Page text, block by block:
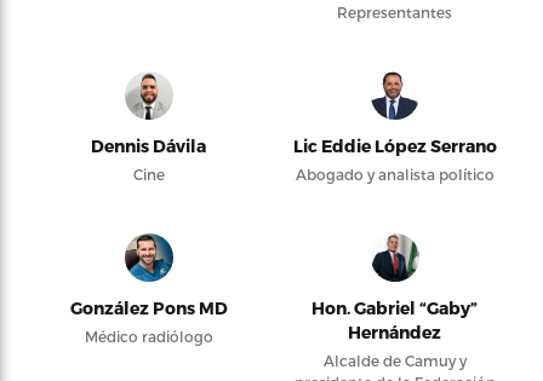
Representantes
Dennis Dávila
Cine
Lic Eddie López Serrano
Abogado y analista político
González Pons MD
Médico radiólogo
Hon. Gabriel “Gaby”
Hernández
Alcalde de Camuy y